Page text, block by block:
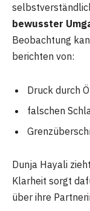
bewusster
Beobachtung
berichten von:
Druck durch
falschen
Dunja Hayali
Klarheit sorgt
über ihre